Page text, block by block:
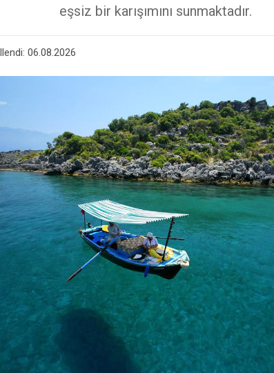
eşsiz bir karışımını sunmaktadır.
06.08.2026